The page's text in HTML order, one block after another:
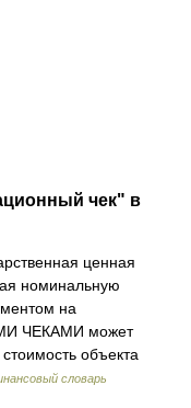
чек" в
ценная
номинальную
на
ЧЕКАМИ может
объекта
словарь